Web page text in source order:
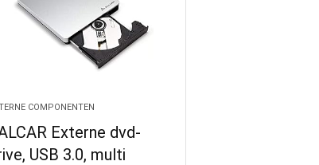
COMPONENTEN
Externe dvd-
USB 3.0, multi